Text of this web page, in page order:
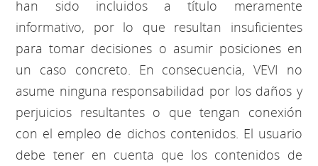
han sido incluidos a título meramente
informativo, por lo que resultan insuficientes
para tomar decisiones o asumir posiciones en
un caso concreto. En consecuencia, VEVI no
asume ninguna responsabilidad por los daños y
perjuicios resultantes o que tengan conexión
con el empleo de dichos contenidos. El usuario
debe tener en cuenta que los contenidos de